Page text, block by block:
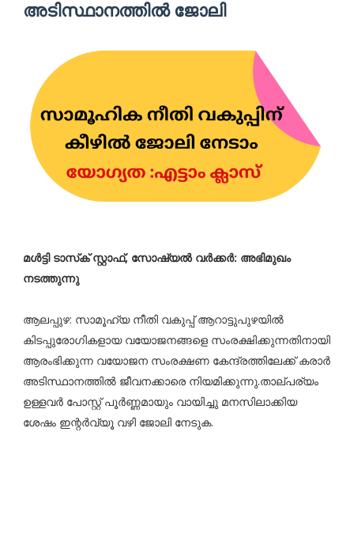
അടിസ്ഥാനത്തില്‍ ജോലി
മള്‍ട്ടി ടാസ്‌ക് സ്റ്റാഫ്, സോഷ്യല്‍ വര്‍ക്കര്‍: അഭിമുഖം
നടത്തുന്നു
ആലപ്പുഴ: സാമൂഹ്യ നീതി വകുപ്പ് ആറാട്ടുപുഴയില്‍
കിടപ്പുരോഗികളായ വയോജനങ്ങളെ സംരക്ഷിക്കുന്നതിനായി
ആരംഭിക്കുന്ന വയോജന സംരക്ഷണ കേന്ദ്രത്തിലേക്ക് കരാര്‍
അടിസ്ഥാനത്തില്‍ ജീവനക്കാരെ നിയമിക്കുന്നു.താല്പര്യം
ഉള്ളവർ പോസ്റ്റ്‌ പൂർണ്ണമായും വായിച്ചു മനസിലാക്കിയ
ശേഷം ഇന്റർവ്യൂ വഴി ജോലി നേടുക.